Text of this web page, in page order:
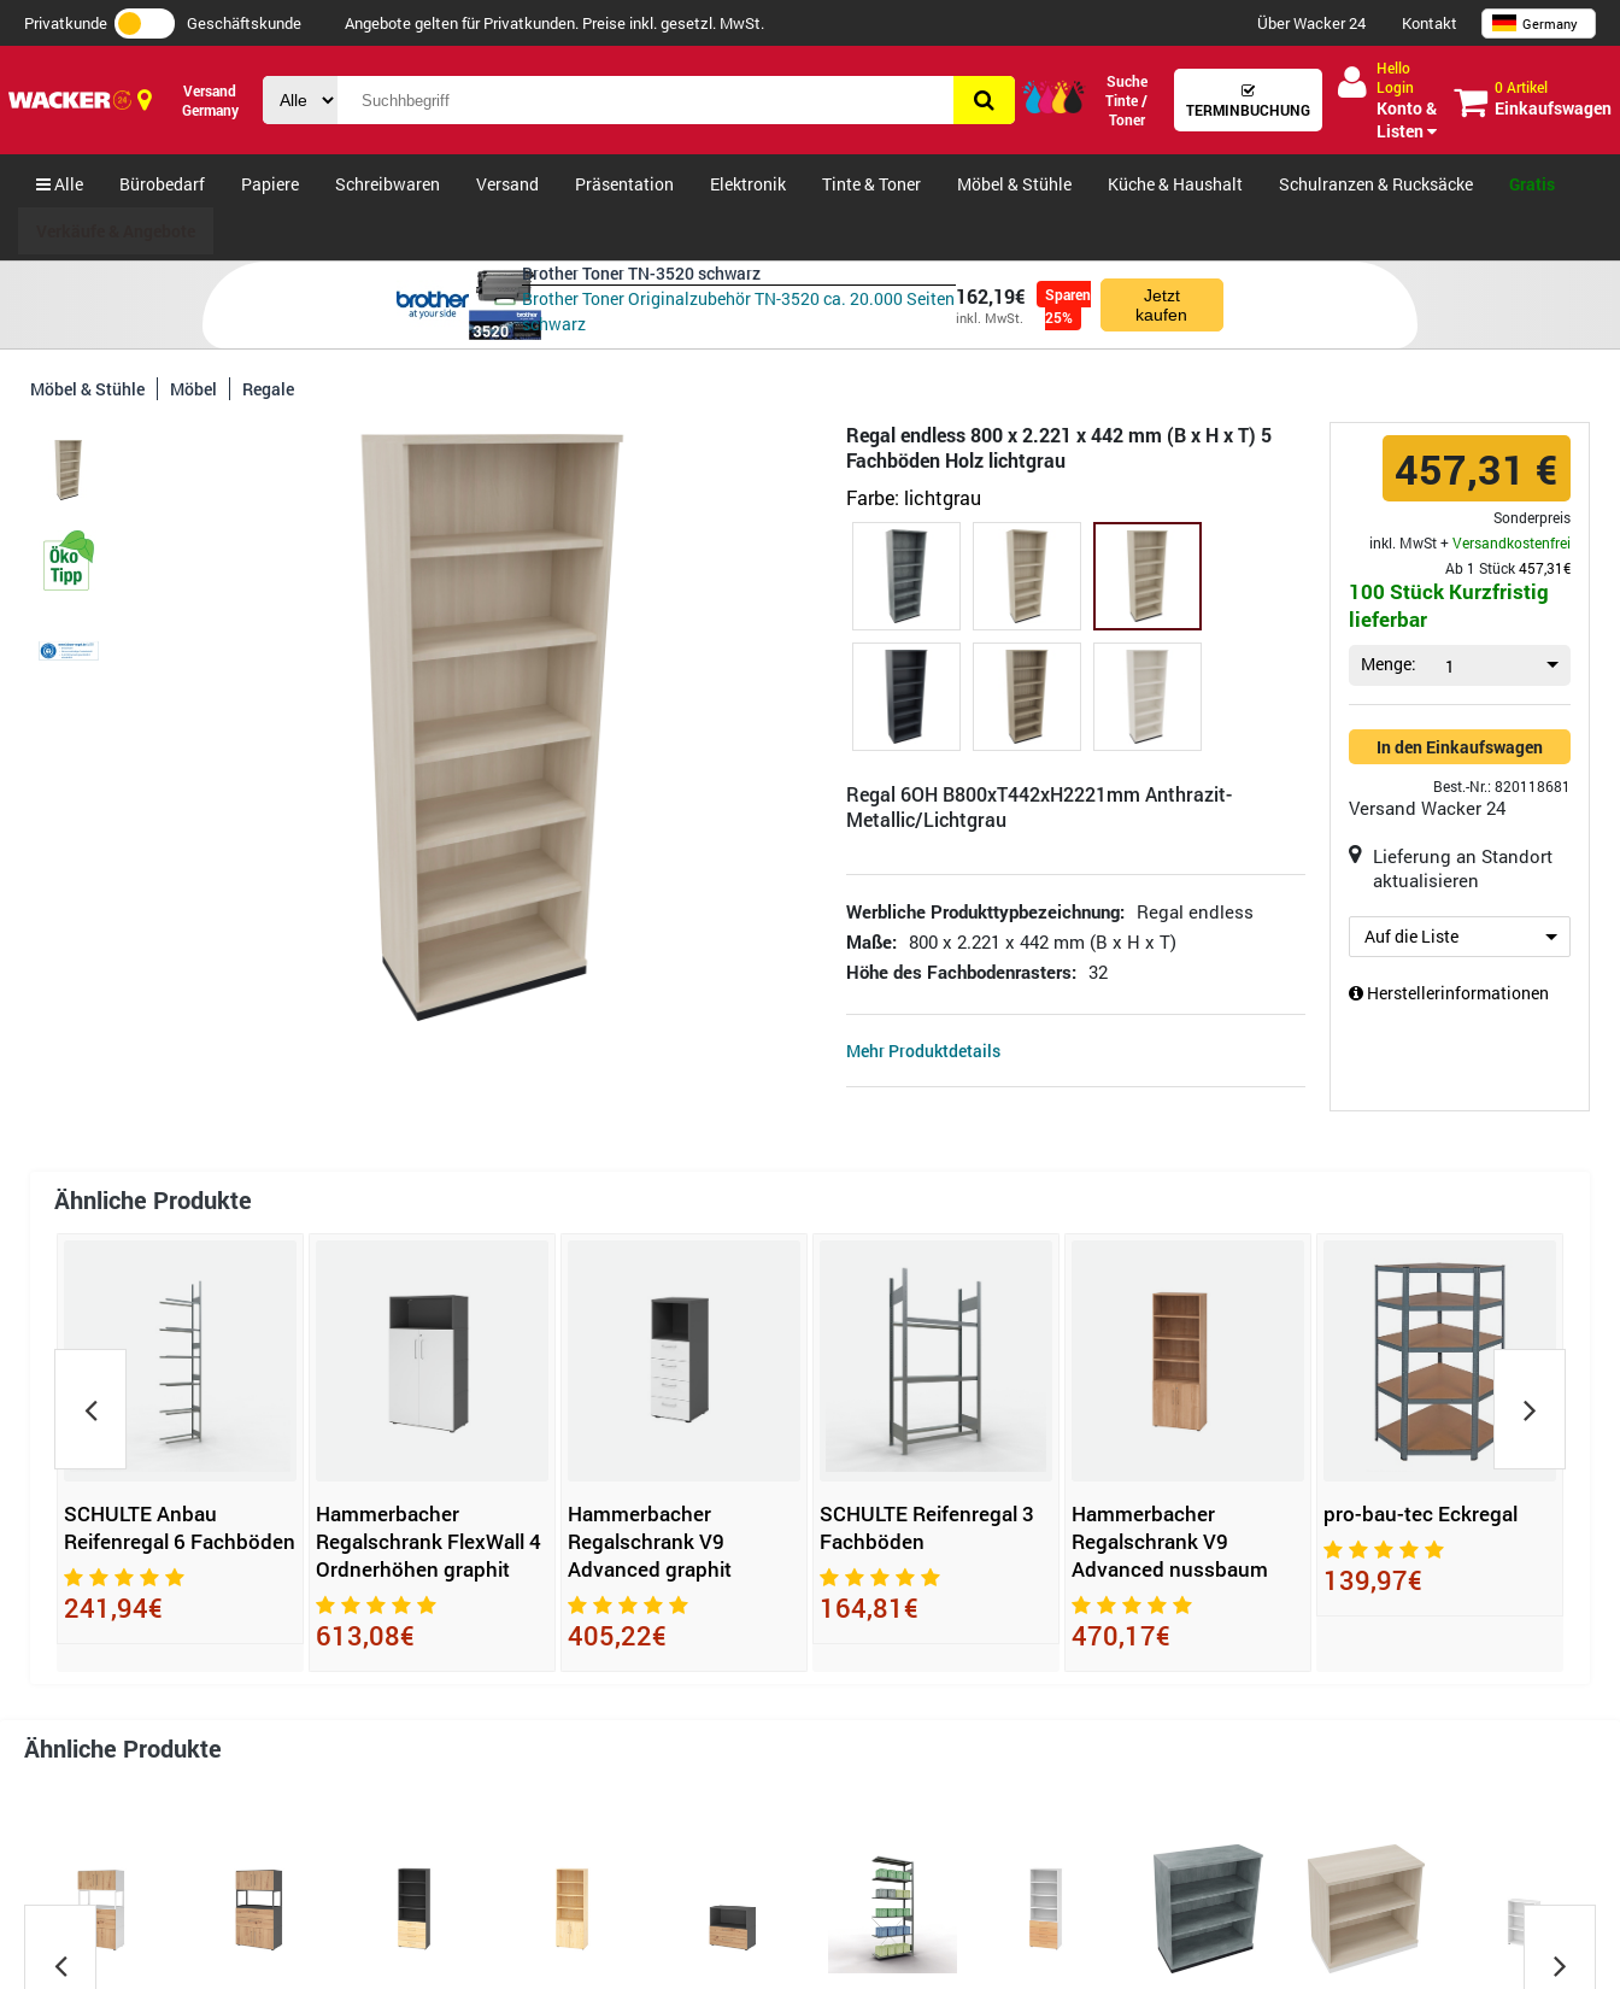
Privatkunde Geschäftskunde Angebote gelten für Privatkunden. Preise inkl. gesetzl. MwSt. Über Wacker 24 Kontakt Germany
Versand
Germany
Suche
Tinte /
Toner
TERMINBUCHUNG
Hello
Login
Konto &
Listen
0 Artikel
Einkaufswagen
Alle Bürobedarf Papiere Schreibwaren Versand Präsentation Elektronik Tinte & Toner Möbel & Stühle Küche & Haushalt Schulranzen & Rucksäcke Gratis
Brother Toner TN-3520 schwarz
Brother Toner Originalzubehör TN-3520 ca. 20.000 Seiten
schwarz
162,19€
inkl. MwSt.
Sparen
25%
Jetzt
kaufen
Möbel & Stühle Möbel Regale
Regal endless 800 x 2.221 x 442 mm (B x H x T) 5
Fachböden Holz lichtgrau
Farbe: lichtgrau
Regal 6OH B800xT442xH2221mm Anthrazit-
Metallic/Lichtgrau
Werbliche Produkttypbezeichnung: Regal endless
Maße: 800 x 2.221 x 442 mm (B x H x T)
Höhe des Fachbodenrasters: 32
Mehr Produktdetails
457,31 €
Sonderpreis
inkl. MwSt +Versandkostenfrei
Ab 1 Stück457,31€
100 Stück Kurzfristig
lieferbar
Menge: 1
In den Einkaufswagen
Best.-Nr.: 820118681
Versand Wacker 24
Lieferung an Standort
aktualisieren
Auf die Liste
Herstellerinformationen
Ähnliche Produkte
SCHULTE Anbau
Reifenregal 6 Fachböden
241,94€
Hammerbacher
Regalschrank FlexWall 4
Ordnerhöhen graphit
613,08€
Hammerbacher
Regalschrank V9
Advanced graphit
405,22€
SCHULTE Reifenregal 3
Fachböden
164,81€
Hammerbacher
Regalschrank V9
Advanced nussbaum
470,17€
pro-bau-tec Eckregal
139,97€
Ähnliche Produkte